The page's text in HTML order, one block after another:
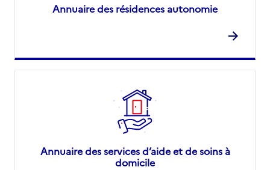
Annuaire des résidences autonomie
Annuaire des services d’aide et de soins à
domicile